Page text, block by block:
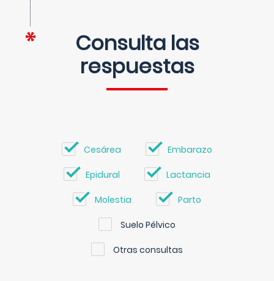
Consulta las
respuestas
Cesárea Embarazo
Epidural Lactancia
Molestia Parto
Suelo Pélvico
Otras consultas